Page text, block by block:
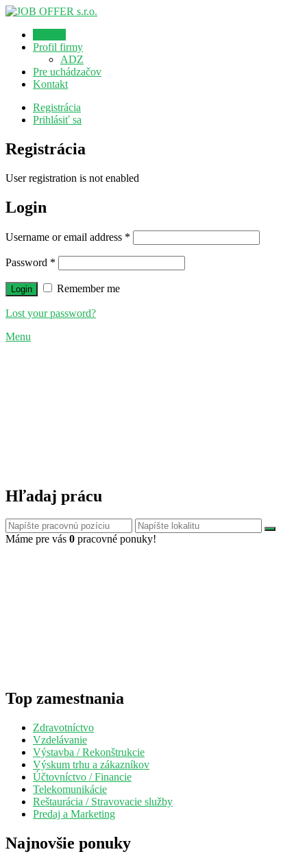
Profil firmy
ADZ
Pre uchádzačov
Kontakt
Registrácia
Prihlásiť sa
Registrácia
User registration is not enabled
Login
Username or email address *
Password *
Remember me
Lost your password?
Menu
Hľadaj prácu
Máme pre vás 0 pracovné ponuky!
Top zamestnania
Zdravotníctvo
Vzdelávanie
Výstavba / Rekonštrukcie
Výskum trhu a zákazníkov
Účtovníctvo / Financie
Telekomunikácie
Reštaurácia / Stravovacie služby
Predaj a Marketing
Najnovšie ponuky